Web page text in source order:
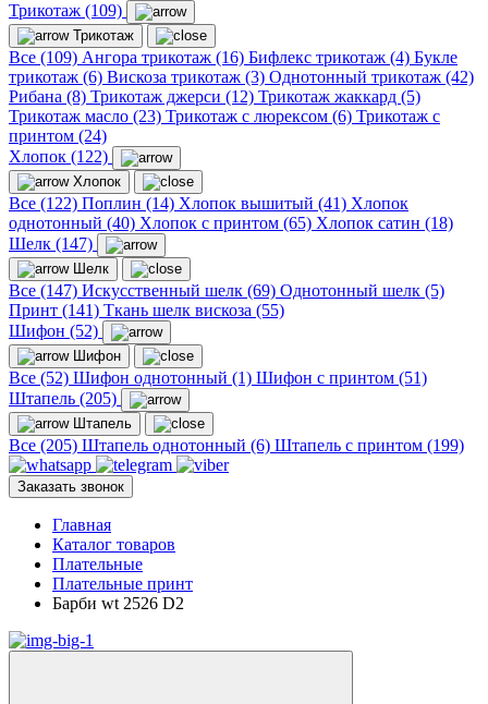
Трикотаж (109)
Трикотаж
Все (109) Ангора трикотаж (16) Бифлекс трикотаж (4) Букле
трикотаж (6) Вискоза трикотаж (3) Однотонный трикотаж (42)
Рибана (8) Трикотаж джерси (12) Трикотаж жаккард (5)
Трикотаж масло (23) Трикотаж с люрексом (6) Трикотаж с
принтом (24)
Хлопок (122)
Хлопок
Все (122) Поплин (14) Хлопок вышитый (41) Хлопок
однотонный (40) Хлопок с принтом (65) Хлопок сатин (18)
Шелк (147)
Шелк
Все (147) Искусственный шелк (69) Однотонный шелк (5)
Принт (141) Ткань шелк вискоза (55)
Шифон (52)
Шифон
Все (52) Шифон однотонный (1) Шифон с принтом (51)
Штапель (205)
Штапель
Все (205) Штапель однотонный (6) Штапель с принтом (199)
Заказать звонок
Главная
Каталог товаров
Плательные
Плательные принт
Барби wt 2526 D2